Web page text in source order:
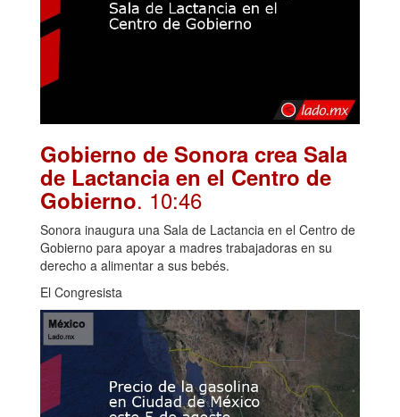
Gobierno de Sonora crea Sala
de Lactancia en el Centro de
Gobierno. 10:46
Sonora inaugura una Sala de Lactancia en el Centro de
Gobierno para apoyar a madres trabajadoras en su
derecho a alimentar a sus bebés.
El Congresista